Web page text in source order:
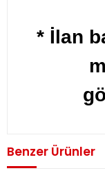
* İlan
Benzer Ürünler